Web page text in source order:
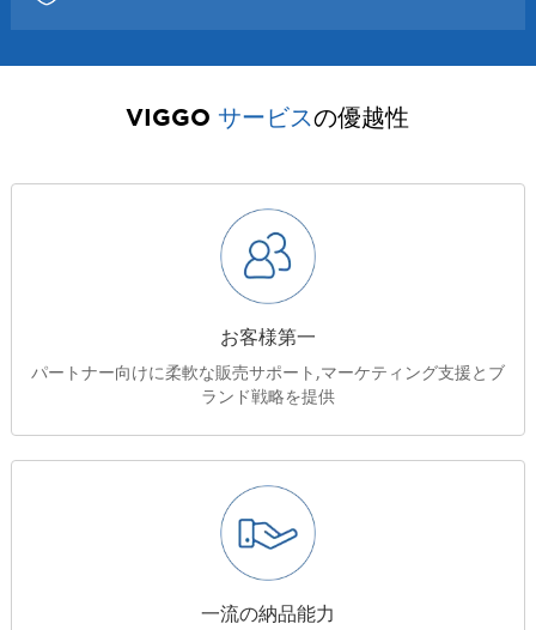
VIGGO サービスの優越性
お客様第一
パートナー向けに柔軟な販売サポート,マーケティング支援とブ
ランド戦略を提供
一流の納品能力